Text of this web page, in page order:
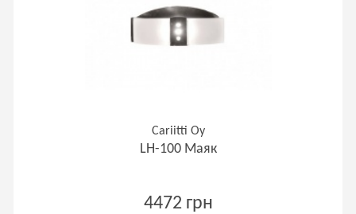
Cariitti Oy
LH-100 Маяк
4472 грн